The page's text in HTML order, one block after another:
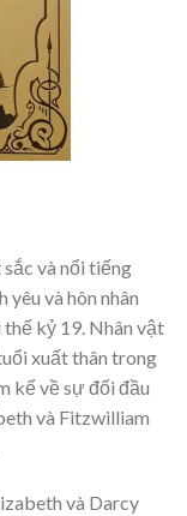
và nổi tiếng
yêu và hôn nhân
kỷ 19. Nhân vật
xuất thân trong
kể về sự đối đầu
và Fitzwilliam
và Darcy